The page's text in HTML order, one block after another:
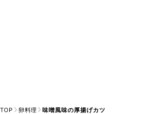
TOP 卵料理 味噌風味の厚揚げカツ